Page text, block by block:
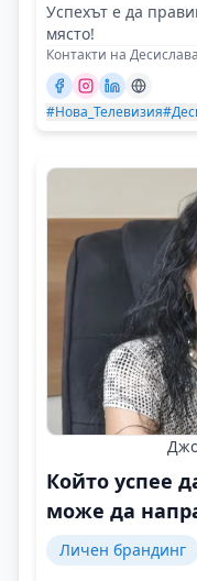
Успехът е да
място!
Контакти на
#Нова_Телевизия
Който успее
може да
Личен брандинг